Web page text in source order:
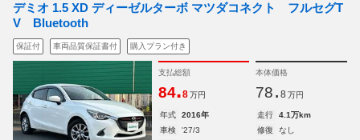
デミオ 1.5 XD ディーゼルターボ マツダコネクト フルセグT
V Bluetooth
保証付 車両品質保証書付 購入プラン付き
支払総額
84.8 万円
本体価格
78. 8 万円
年式 2016年 走行
4.1万km
車検
'27/3 修復
なし